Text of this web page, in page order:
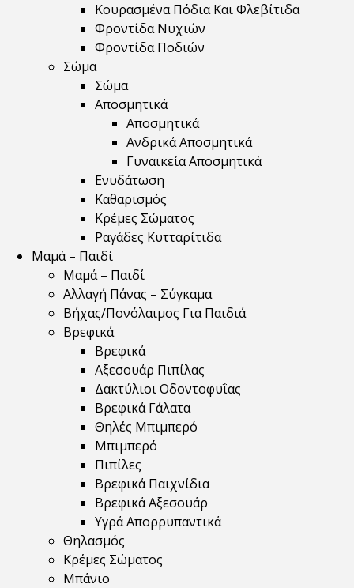
Κουρασμένα Πόδια Και Φλεβίτιδα
Φροντίδα Νυχιών
Φροντίδα Ποδιών
Σώμα
Σώμα
Αποσμητικά
Αποσμητικά
Ανδρικά Αποσμητικά
Γυναικεία Αποσμητικά
Ενυδάτωση
Καθαρισμός
Κρέμες Σώματος
Ραγάδες Κυτταρίτιδα
Μαμά – Παιδί
Μαμά – Παιδί
Αλλαγή Πάνας – Σύγκαμα
Βήχας/Πονόλαιμος Για Παιδιά
Βρεφικά
Βρεφικά
Αξεσουάρ Πιπίλας
Δακτύλιοι Οδοντοφυΐας
Βρεφικά Γάλατα
Θηλές Μπιμπερό
Μπιμπερό
Πιπίλες
Βρεφικά Παιχνίδια
Βρεφικά Αξεσουάρ
Υγρά Απορρυπαντικά
Θηλασμός
Κρέμες Σώματος
Μπάνιο